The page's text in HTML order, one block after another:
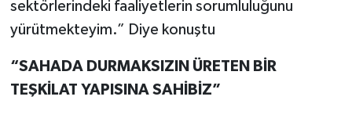
sektörlerindeki faaliyetlerin sorumluluğunu
yürütmekteyim.” Diye konuştu
“SAHADA DURMAKSIZIN ÜRETEN BİR
TEŞKİLAT YAPISINA SAHİBİZ”